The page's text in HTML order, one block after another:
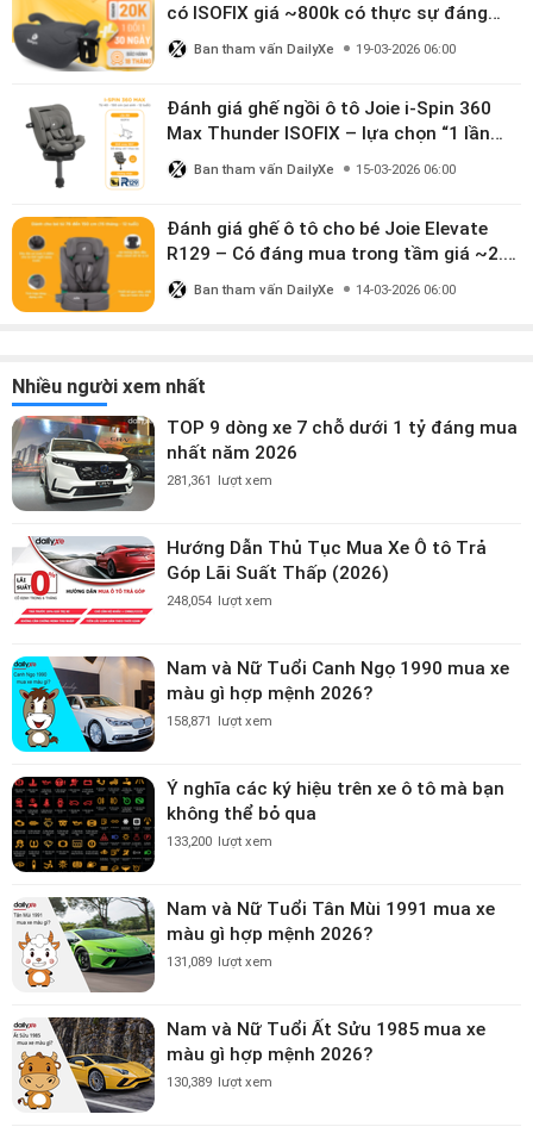
có ISOFIX giá ~800k có thực sự đáng
mua?
Ban tham vấn DailyXe 19-03-2026 06:00
Đánh giá ghế ngồi ô tô Joie i-Spin 360
Max Thunder ISOFIX – lựa chọn “1 lần
dùng đến 12 năm” có đáng giá gần 9
triệu?
Ban tham vấn DailyXe 15-03-2026 06:00
Đánh giá ghế ô tô cho bé Joie Elevate
R129 – Có đáng mua trong tầm giá ~2.8
triệu?
Ban tham vấn DailyXe 14-03-2026 06:00
Nhiều người xem nhất
TOP 9 dòng xe 7 chỗ dưới 1 tỷ đáng mua
nhất năm 2026
281,361 lượt xem
Hướng Dẫn Thủ Tục Mua Xe Ô tô Trả
Góp Lãi Suất Thấp (2026)
248,054 lượt xem
Nam và Nữ Tuổi Canh Ngọ 1990 mua xe
màu gì hợp mệnh 2026?
158,871 lượt xem
Ý nghĩa các ký hiệu trên xe ô tô mà bạn
không thể bỏ qua
133,200 lượt xem
Nam và Nữ Tuổi Tân Mùi 1991 mua xe
màu gì hợp mệnh 2026?
131,089 lượt xem
Nam và Nữ Tuổi Ất Sửu 1985 mua xe
màu gì hợp mệnh 2026?
130,389 lượt xem